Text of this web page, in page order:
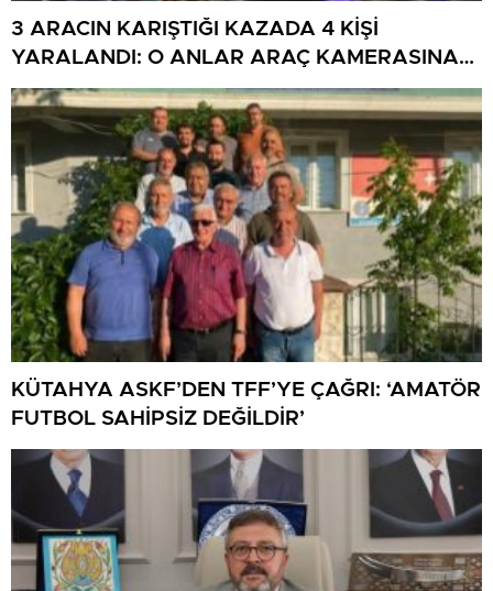
3 ARACIN KARIŞTIĞI KAZADA 4 KİŞİ
YARALANDI: O ANLAR ARAÇ KAMERASINA
YANSIDI
KÜTAHYA ASKF’DEN TFF’YE ÇAĞRI: ‘AMATÖR
FUTBOL SAHİPSİZ DEĞİLDİR’